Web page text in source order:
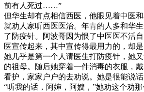
前有人死过……”
但华生却有点相信西医，他眼见着中医
就劝人家听西医医治。年青的人多和华
了防疫针。阿波哥因为恨了中医医不活
医宣传起来，其中宣传得最用力的，却
她几乎是第一个人请医生打防疫针，她
的祖母。随后她穿着一件消毒的衣服，
看护，家家户户的去劝说。她是很能说话
“听我的话，阿婶，阿嫂，”她劝这个劝